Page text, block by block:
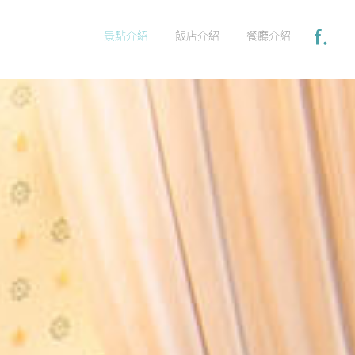
景點介紹 飯店介紹 餐廳介紹